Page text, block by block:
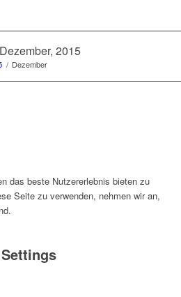
2015
/ Dezember
das beste Nutzererlebnis bieten zu
Seite zu verwenden, nehmen wir an,